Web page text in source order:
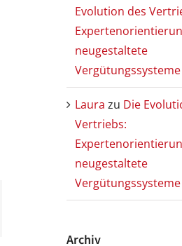
Evolution des
neugestaltete
Vergütungssysteme
Laura zu Die
Vertriebs:
neugestaltete
Vergütungssysteme
Archiv